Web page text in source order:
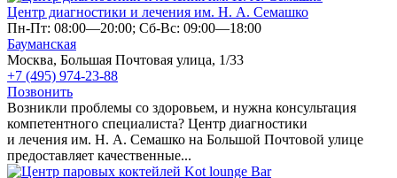
Центр диагностики и лечения им. Н. А. Семашко
Пн-Пт: 08:00—20:00; Сб-Вс: 09:00—18:00
Бауманская
Москва, Большая Почтовая улица, 1/33
+7 (495) 974-23-88
Позвонить
Возникли проблемы со здоровьем, и нужна консультация
компетентного специалиста? Центр диагностики
и лечения им. Н. А. Семашко на Большой Почтовой улице
предоставляет качественные...